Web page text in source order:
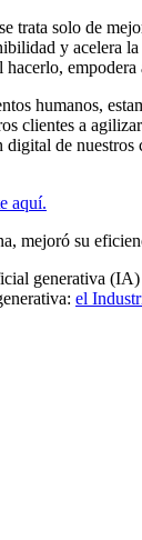
solo de
y acelera
humanos,
clientes a
digital de nuestros
aquí.
mejoró su
generativa
el